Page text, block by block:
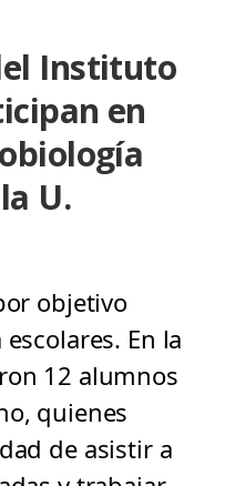
Instituto
en
U.
objetivo
En la
12 alumnos
quienes
de asistir a